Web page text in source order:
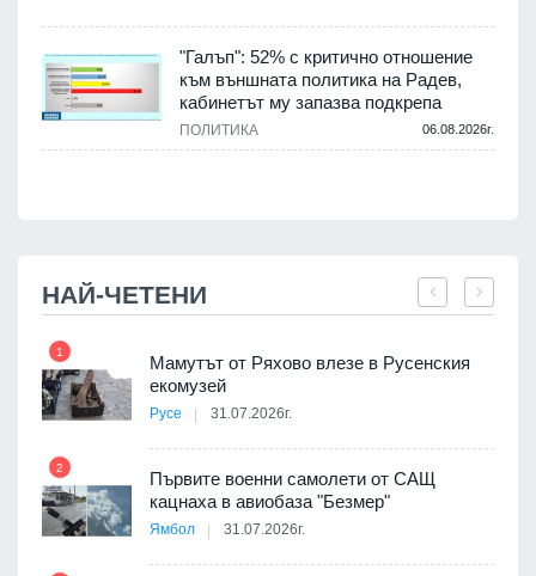
"Галъп": 52% с критично отношение
към външната политика на Радев,
кабинетът му запазва подкрепа
ПОЛИТИКА 06.08.2026г.
НАЙ-ЧЕТЕНИ
1
Мамутът от Ряхово влезе в Русенския
екомузей
Русе 31.07.2026г.
2
Първите военни самолети от САЩ
кацнаха в авиобаза "Безмер"
Ямбол 31.07.2026г.